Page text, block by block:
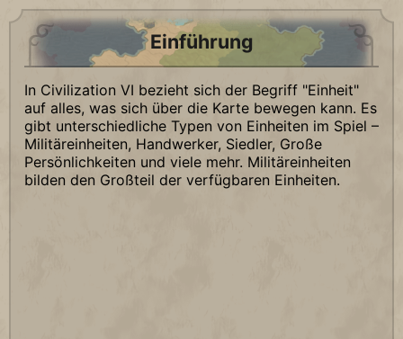
Einführung
In Civilization VI bezieht sich der Begriff "Einheit"
auf alles, was sich über die Karte bewegen kann. Es
gibt unterschiedliche Typen von Einheiten im Spiel –
Militäreinheiten, Handwerker, Siedler, Große
Persönlichkeiten und viele mehr. Militäreinheiten
bilden den Großteil der verfügbaren Einheiten.